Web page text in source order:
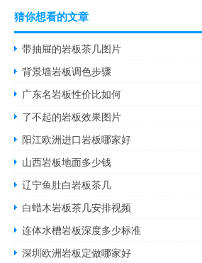
猜你想看的文章
带抽屉的岩板茶几图片
背景墙岩板调色步骤
广东名岩板性价比如何
了不起的岩板效果图片
阳江欧洲进口岩板哪家好
山西岩板地面多少钱
辽宁鱼肚白岩板茶几
白蜡木岩板茶几安排视频
连体水槽岩板深度多少标准
深圳欧洲岩板定做哪家好